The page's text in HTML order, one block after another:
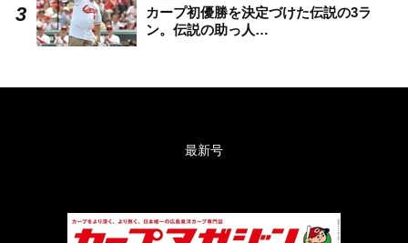
カープ初優勝を決定づけた伝説の3ラ
ン。伝説の助っ人…
最新号